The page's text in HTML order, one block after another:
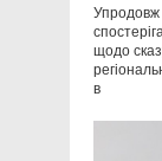
Упродовж
щодо
в